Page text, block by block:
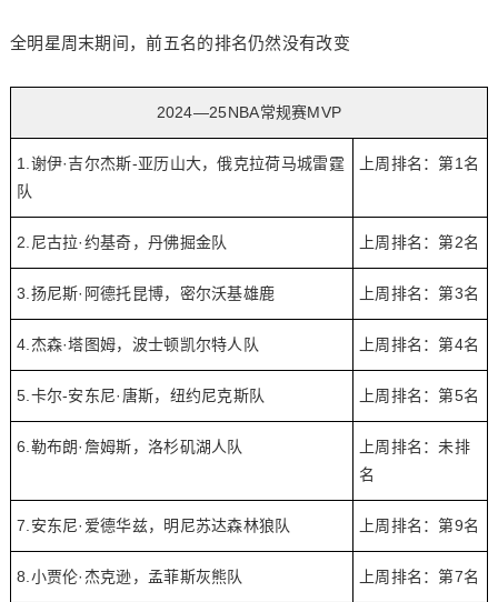
全明星周末期间，前五名的排名仍然没有改变
2024—25NBA常规赛MVP
1.谢伊·吉尔杰斯-亚历山大，俄克拉荷马城雷霆
队
上周排名：第1名
2.尼古拉·约基奇，丹佛掘金队 上周排名：第2名
3.扬尼斯·阿德托昆博，密尔沃基雄鹿 上周排名：第3名
4.杰森·塔图姆，波士顿凯尔特人队 上周排名：第4名
5.卡尔-安东尼·唐斯，纽约尼克斯队 上周排名：第5名
6.勒布朗·詹姆斯，洛杉矶湖人队
上周排名：未排
名
7.安东尼·爱德华兹，明尼苏达森林狼队 上周排名：第9名
8.小贾伦·杰克逊，孟菲斯灰熊队 上周排名：第7名